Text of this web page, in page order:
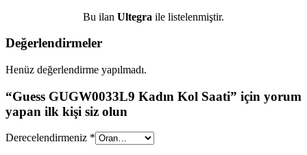
Bu ilan Ultegra ile listelenmiştir.
Değerlendirmeler
Henüz değerlendirme yapılmadı.
“Guess GUGW0033L9 Kadın Kol Saati” için yorum
yapan ilk kişi siz olun
Derecelendirmeniz *